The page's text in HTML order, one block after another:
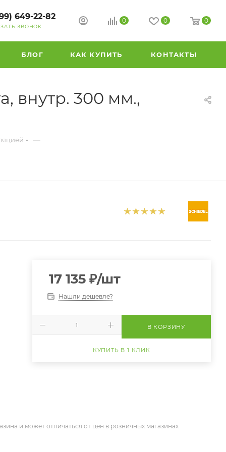
649-22-82
ЗВОНОК
0 0 0
БЛОГ КАК КУПИТЬ КОНТАКТЫ
внутр. 300 мм.,
—
17 135₽/шт
Нашли дешевле?
В КОРЗИНУ
КУПИТЬ В 1 КЛИК
и может отличаться от цен в розничных магазинах